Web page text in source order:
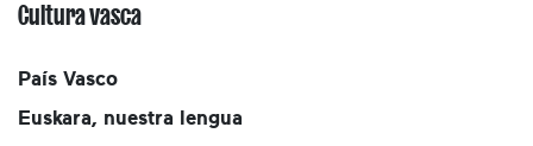
Cultura vasca
País Vasco
Euskara, nuestra lengua